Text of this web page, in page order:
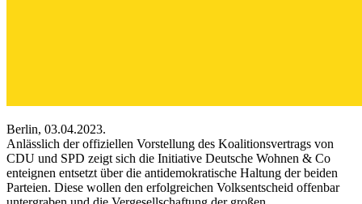
Berlin, 03.04.2023.
Anlässlich der offiziellen Vorstellung des Koalitionsvertrags von
CDU und SPD zeigt sich die Initiative Deutsche Wohnen & Co
enteignen entsetzt über die antidemokratische Haltung der beiden
Parteien. Diese wollen den erfolgreichen Volksentscheid offenbar